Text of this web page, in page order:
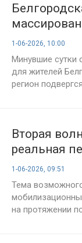
1-06-2026, 10:00
Минувшие сутки
для жителей
регион
Вторая
реальная
1-06-2026, 09:51
Тема
на протяжении